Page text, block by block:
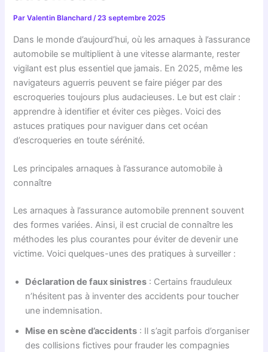
ParValentin Blanchard/23 septembre 2025
Dans le monde d’aujourd’hui, où les arnaques à l’assurance
automobile se multiplient à une vitesse alarmante, rester
vigilant est plus essentiel que jamais. En 2025, même les
navigateurs aguerris peuvent se faire piéger par des
escroqueries toujours plus audacieuses. Le but est clair :
apprendre à identifier et éviter ces pièges. Voici des
astuces pratiques pour naviguer dans cet océan
d’escroqueries en toute sérénité.
Les principales arnaques à l’assurance automobile à
connaître
Les arnaques à l’assurance automobile prennent souvent
des formes variées. Ainsi, il est crucial de connaître les
méthodes les plus courantes pour éviter de devenir une
victime. Voici quelques-unes des pratiques à surveiller :
Déclaration de faux sinistres : Certains frauduleux
n’hésitent pas à inventer des accidents pour toucher
une indemnisation.
Mise en scène d’accidents : Il s’agit parfois d’organiser
des collisions fictives pour frauder les compagnies